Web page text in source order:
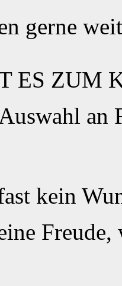
gerne
ES ZUM
an
kein